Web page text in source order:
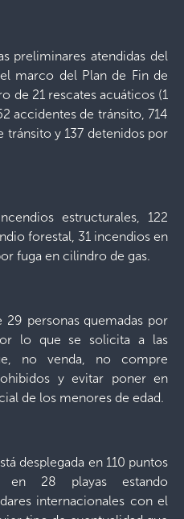
preliminares atendidas del
marco del Plan de Fin de
de 21 rescates acuáticos (1
accidentes de tránsito, 714
tránsito y 137 detenidos por
estructurales, 122
forestal, 31 incendios en
fuga en cilindro de gas.
personas quemadas por
lo que se solicita a las
no venda, no compre
y evitar poner en
de los menores de edad.
desplegada en 110 puntos
en 28 playas estando
internacionales con el